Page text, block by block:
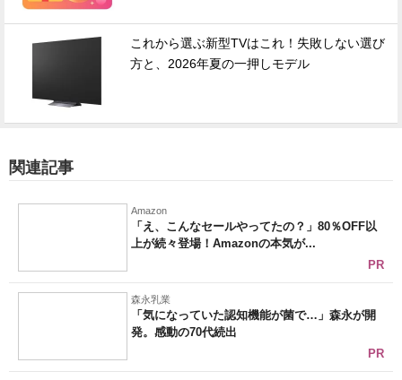
これから選ぶ新型TVはこれ！失敗しない選び
方と、2026年夏の一押しモデル
関連記事
Amazon
「え、こんなセールやってたの？」80％OFF以
上が続々登場！Amazonの本気が...
PR
森永乳業
「気になっていた認知機能が菌で…」森永が開
発。感動の70代続出
PR